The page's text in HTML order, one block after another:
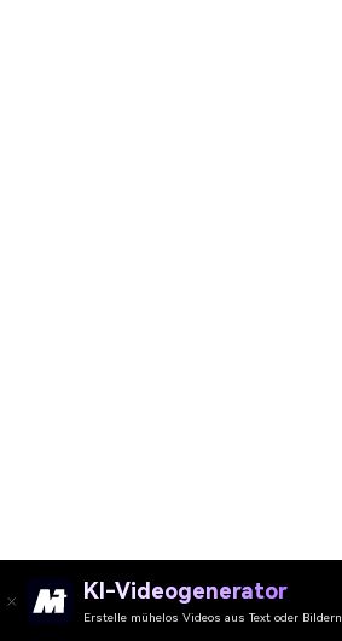
KI-Videogenerator
Erstelle mühelos Videos aus Text oder Bildern